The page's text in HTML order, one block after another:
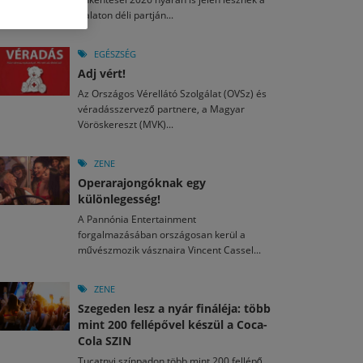
2026. JÚL. 15.
nézők 10 kedvenc filmje 2026 első félévében
2026. JÚL. 3.
án hozzánk is megérkezik a Rocktábor
2026. JÚL. 29.
a jubileumi Művészetek Völgye – még öt
kulturális ünnep
Fesztivál 2026
egy mese: 30 napos mesekihívást indít a Libri
2026. MÁJ. 11.
László kapta az Artisjus Irodalmi Nagydíjat
Balaton déli partján...
EGÉSZSÉG
Adj vért!
Az Országos Vérellátó Szolgálat (OVSz) és
véradásszervező partnere, a Magyar
Vöröskereszt (MVK)...
ZENE
Operarajongóknak egy
különlegesség!
A Pannónia Entertainment
forgalmazásában országosan kerül a
művészmozik vásznaira Vincent Cassel...
ZENE
Szegeden lesz a nyár fináléja: több
mint 200 fellépővel készül a Coca-
Cola SZIN